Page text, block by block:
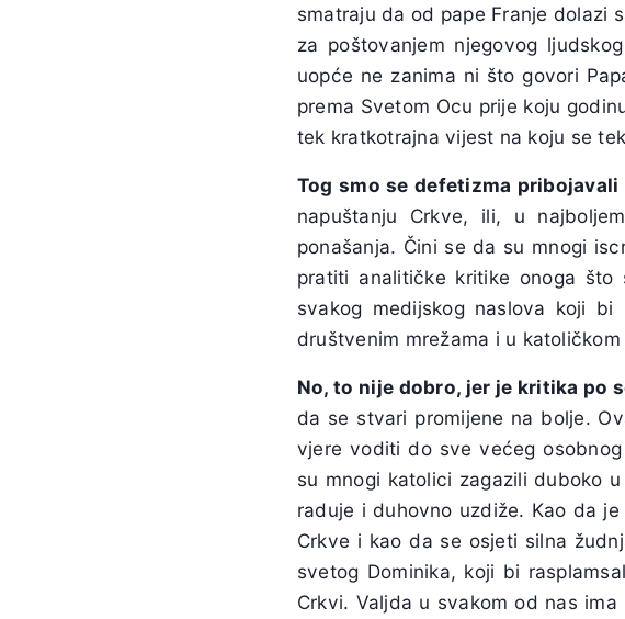
smatraju da od pape Franje dolazi
za poštovanjem njegovog
uopće ne zanima ni što govori
prema Svetom Ocu prije koju
tek kratkotrajna vijest na koju se
Tog smo se defetizma
napuštanju Crkve, ili, u
ponašanja. Čini se da su mnogi
pratiti analitičke kritike onoga
svakog medijskog naslova koji
društvenim mrežama i u
No, to nije dobro, jer je kritika po
da se stvari promijene na bolje.
vjere voditi do sve većeg
su mnogi katolici zagazili duboko
raduje i duhovno uzdiže. Kao da
Crkve i kao da se osjeti silna
svetog Dominika, koji bi
Crkvi. Valjda u svakom od nas